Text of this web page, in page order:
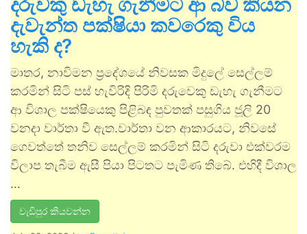
දැවැන්ත පක්ෂියා කවරෙකු විය
හැකි ද?
මාතර, නාවිමන ප්‍රදේශයේ නිවසක මිදුලේ සෙල්ලම්
කරමින් සිටි පස් හැවිරිදි පිරිමි දරුවෙකු ඩැහැ ගැනීමට
ආ විශාල පක්ෂියෙකු පිළිබඳ පුවතක් පසුගිය ජූලි 20
වනදා වාර්තා වී ඇත.වාර්තා වන ආකාරයට, නිවසේ
ගෙවත්තේ තනිව සෙල්ලම් කරමින් සිටි දරුවා එක්වරම
විලාප තැබීම ඇසී පියා පිටතට පැමිණ තිබේ. එහිදී විශාල
…
වැඩිපුර කියවන්න